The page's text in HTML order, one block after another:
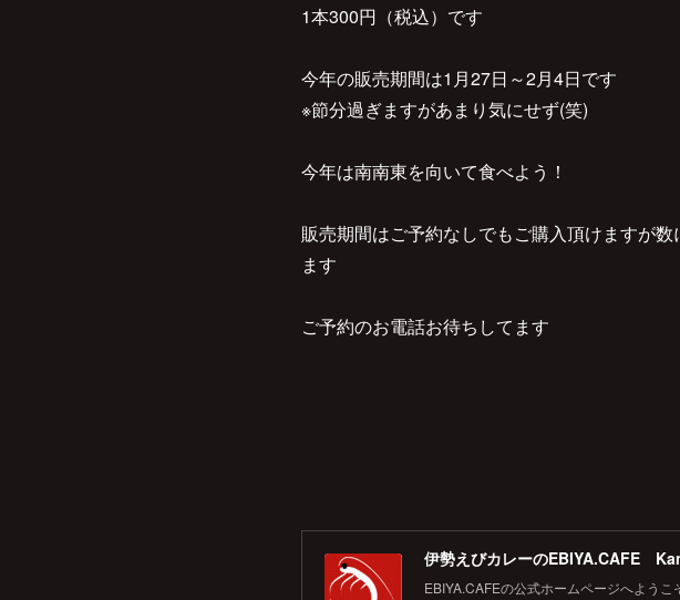
1本300円（税込）です
今年の販売期間は1月27日～2月4日です
※節分過ぎますがあまり気にせず(笑)
今年は南南東を向いて食べよう！
販売期間はご予約なしでもご購入頂けますが
ます
ご予約のお電話お待ちしてます
伊勢えびカレーのEBIYA.CAFE
EBIYA.CAFEの公式ホームページへよう